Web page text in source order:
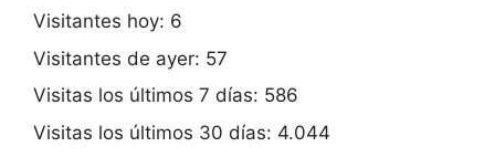
Visitantes hoy: 6
Visitantes de ayer: 57
Visitas los últimos 7 días: 586
Visitas los últimos 30 días: 4.044